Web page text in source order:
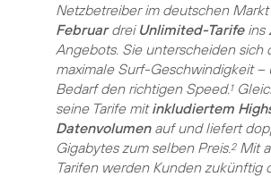
Netzbetreiber im deutschen
Februardrei Unlimited-Tarifeins
Angebots. Sie unterscheiden sich
maximale Surf-Geschwindigkeit
Bedarf den richtigen Speed.1
seine Tarife mitinkludiertem
Datenvolumenauf und liefert
Gigabytes zum selben Preis.2Mit
Tarifen werden Kunden zukünftig